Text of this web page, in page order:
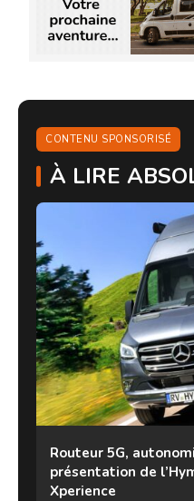
CONTENU SPONSORISÉ
À LIRE
Routeur 5G,
présentation de
Xperience